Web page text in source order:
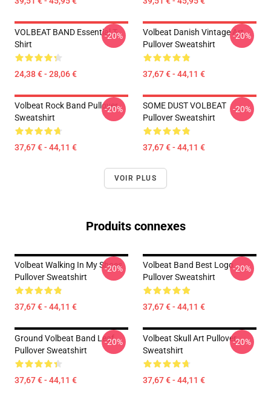
VOLBEAT BAND Essential T-
Shirt
24,38 € - 28,06 €
-20%
Volbeat Danish Vintage Art
Pullover Sweatshirt
37,67 € - 44,11 €
-20%
Volbeat Rock Band Pullover
Sweatshirt
37,67 € - 44,11 €
-20%
SOME DUST VOLBEAT
Pullover Sweatshirt
37,67 € - 44,11 €
-20%
VOIR PLUS
Produits connexes
Volbeat Walking In My Shoes
Pullover Sweatshirt
37,67 € - 44,11 €
-20%
Volbeat Band Best Logo
Pullover Sweatshirt
37,67 € - 44,11 €
-20%
Ground Volbeat Band Leaf
Pullover Sweatshirt
37,67 € - 44,11 €
-20%
Volbeat Skull Art Pullover
Sweatshirt
37,67 € - 44,11 €
-20%